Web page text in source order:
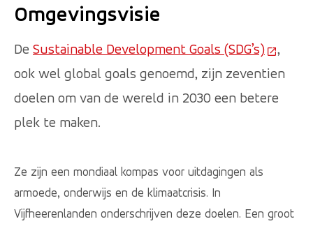
Omgevingsvisie
De Sustainable Development Goals (SDG’s)(Deze
,
ook wel global goals genoemd, zijn zeventien
doelen om van de wereld in 2030 een betere
plek te maken.
Ze zijn een mondiaal kompas voor uitdagingen als
armoede, onderwijs en de klimaatcrisis. In
Vijfheerenlanden onderschrijven deze doelen. Een groot